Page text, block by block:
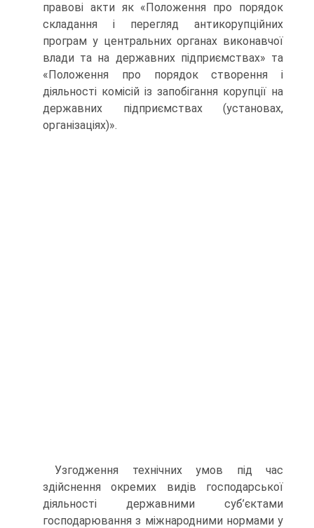
правові акти як «Положення про порядок
складання і перегляд антикорупційних
програм у центральних органах виконавчої
влади та на державних підприємствах» та
«Положення про порядок створення і
діяльності комісій із запобігання корупції на
державних підприємствах (установах,
організаціях)».
Узгодження технічних умов під час
здійснення окремих видів господарської
діяльності державними суб’єктами
господарювання з міжнародними нормами у